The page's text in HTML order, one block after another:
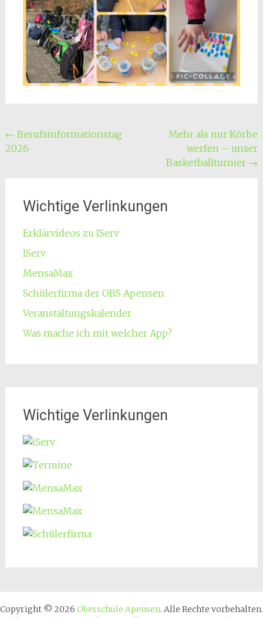
Beitragsnavigation
← Berufsinformationstag
2026
Mehr als nur Körbe
werfen – unser
Basketballturnier →
Wichtige Verlinkungen
Erklärvideos zu IServ
IServ
MensaMax
Schülerfirma der OBS Apensen
Veranstaltungskalender
Was mache ich mit welcher App?
Wichtige Verlinkungen
Copyright © 2026 Oberschule Apensen. Alle Rechte vorbehalten.